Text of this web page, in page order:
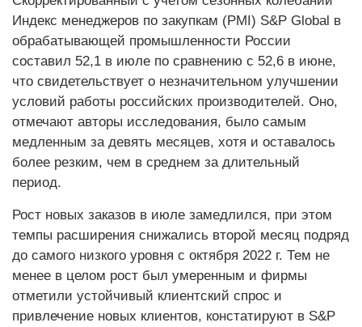
Индекс менеджеров по закупкам (PMI) S&P Global в
обрабатывающей промышленности России
составил 52,1 в июле по сравнению с 52,6 в июне,
что свидетельствует о незначительном улучшении
условий работы российских производителей. Оно,
отмечают авторы исследования, было самым
медленным за девять месяцев, хотя и оставалось
более резким, чем в среднем за длительный
период.
Рост новых заказов в июле замедлился, при этом
темпы расширения снижались второй месяц подряд
до самого низкого уровня с октября 2022 г. Тем не
менее в целом рост был умеренным и фирмы
отметили устойчивый клиентский спрос и
привлечение новых клиентов, констатируют в S&P